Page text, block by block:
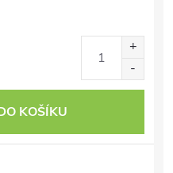
KOŠÍKU